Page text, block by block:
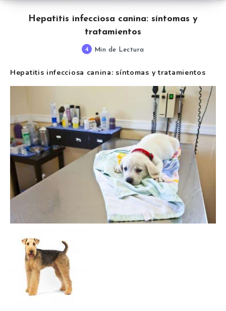
Hepatitis infecciosa canina: síntomas y
tratamientos
4 Min de Lectura
Hepatitis infecciosa canina: síntomas y tratamientos